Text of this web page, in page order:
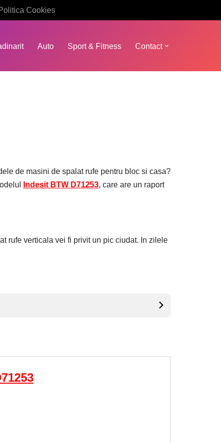
Cookies
Auto Sport & Fitness Contact
de masini de spalat rufe pentru bloc si casa?
Indesit BTW D71253, care are un raport
rufe verticala vei fi privit un pic ciudat. In zilele